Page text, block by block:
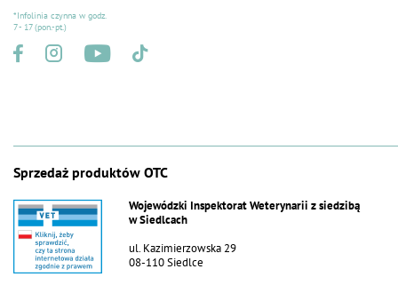
*Infolinia czynna w godz.
7 - 17 (pon.-pt.)
Sprzedaż produktów OTC
Wojewódzki Inspektorat Weterynarii z siedzibą
w Siedlcach
ul. Kazimierzowska 29
08-110 Siedlce